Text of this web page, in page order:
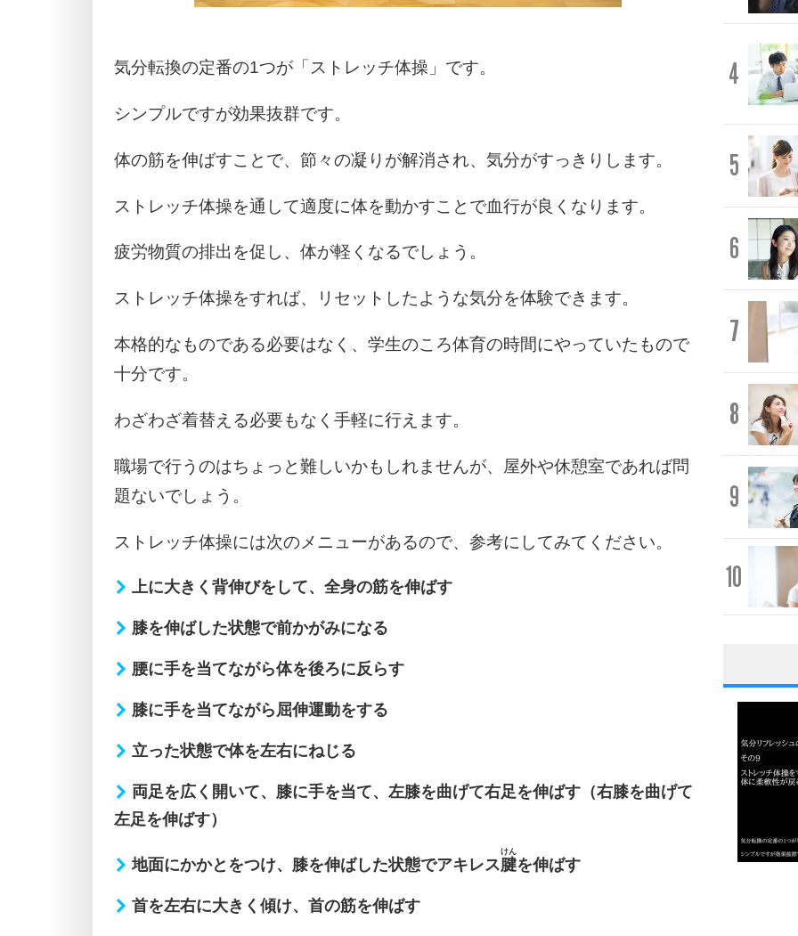
気分転換の定番の1つが「ストレッチ体操」です。
シンプルですが効果抜群です。
体の筋を伸ばすことで、節々の凝りが解消され、気分がすっきりします。
ストレッチ体操を通して適度に体を動かすことで血行が良くなります。
疲労物質の排出を促し、体が軽くなるでしょう。
ストレッチ体操をすれば、リセットしたような気分を体験できます。
本格的なものである必要はなく、学生のころ体育の時間にやっていたもので
十分です。
わざわざ着替える必要もなく手軽に行えます。
職場で行うのはちょっと難しいかもしれませんが、屋外や休憩室であれば問
題ないでしょう。
ストレッチ体操には次のメニューがあるので、参考にしてみてください。
上に大きく背伸びをして、全身の筋を伸ばす
膝を伸ばした状態で前かがみになる
腰に手を当てながら体を後ろに反らす
膝に手を当てながら屈伸運動をする
立った状態で体を左右にねじる
両足を広く開いて、膝に手を当て、左膝を曲げて右足を伸ばす（右膝を曲げて
左足を伸ばす）
地面にかかとをつけ、膝を伸ばした状態でアキレス腱
けん
を伸ばす
首を左右に大きく傾け、首の筋を伸ばす
4
5
6
7
8
9
10
1
3